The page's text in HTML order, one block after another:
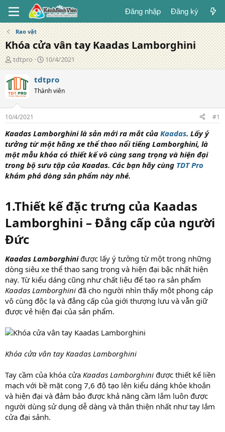
Đăng nhập Đăng ký
Rao vặt
Khóa cửa vân tay Kaadas Lamborghini
T
á
c
i
ả
tdtpro
N
g
à
y
đ
g
10/4/2021
tdtpro
Thành viên
10/4/2021 #1
Kaadas Lamborghini là sản mới ra mắt của Kaadas. Lấy ý
tưởng từ một hãng xe thể thao nổi tiếng Lamborghini, là
một mẫu khóa có thiết kế vô cùng sang trọng và hiện đại
trong bộ sưu tập của Kaadas. Các bạn hãy cùng TDT Pro
khám phá dòng sản phẩm này nhé.
1.Thiết kế đặc trưng của Kaadas
Lamborghini – Đẳng cấp của người
Đức
Kaadas Lamborghiniđược lấy ý tưởng từ một trong những
dòng siêu xe thể thao sang trọng và hiện đại bậc nhất hiện
nay. Từ kiểu dáng cũng như chất liệu để tạo ra sản phẩm
Kaadas Lamborghini đã cho người nhìn thấy một phong cáp
vô cùng độc lạ và đẳng cấp của giới thượng lưu và vẫn giữ
được vẻ hiện đại của sản phẩm.
Khóa cửa vân tay Kaadas Lamborghini
Tay cầm của khóa cửa Kaadas Lamborghini được thiết kế liền
mạch với bề mặt cong 7,6 độ tạo lên kiểu dáng khỏe khoắn
và hiện đại và đảm bảo được khả năng cầm lắm luôn được
người dùng sử dụng dễ dàng và thân thiện nhất như tay lắm
cửa đại sảnh.